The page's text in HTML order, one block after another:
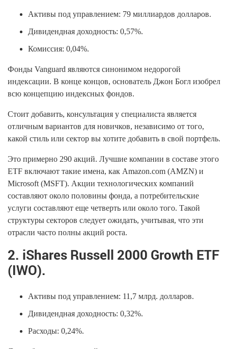
Активы под управлением: 79 миллиардов долларов.
Дивидендная доходность: 0,57%.
Комиссия: 0,04%.
Фонды Vanguard являются синонимом недорогой
индексации. В конце концов, основатель Джон Богл изобрел
всю концепцию индексных фондов.
Стоит добавить, консультация у специалиста является
отличным вариантов для новичков, независимо от того,
какой стиль или сектор вы хотите добавить в свой портфель.
Это примерно 290 акций. Лучшие компании в составе этого
ETF включают такие имена, как Amazon.com (AMZN) и
Microsoft (MSFT). Акции технологических компаний
составляют около половины фонда, а потребительские
услуги составляют еще четверть или около того. Такой
структуры секторов следует ожидать, учитывая, что эти
отрасли часто полны акций роста.
2. iShares Russell 2000 Growth ETF
(IWO).
Активы под управлением: 11,7 млрд. долларов.
Дивидендная доходность: 0,32%.
Расходы: 0,24%.